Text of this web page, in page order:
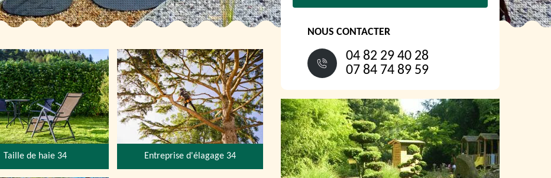
Taille de haie 34 Entreprise d'élagage 34
NOUS CONTACTER
04 82 29 40 28
07 84 74 89 59